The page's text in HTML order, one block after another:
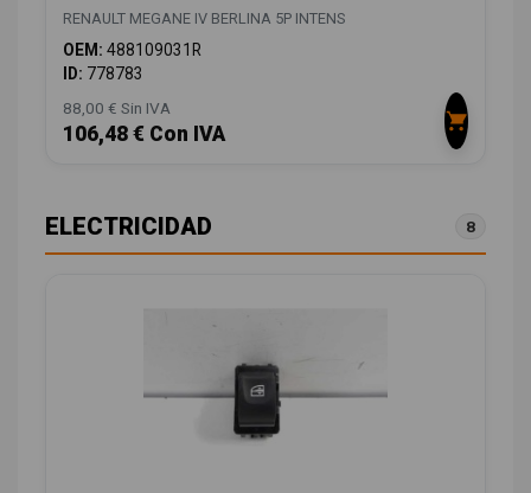
RENAULT MEGANE IV BERLINA 5P INTENS
OEM: 488109031R
ID: 778783
88,00 € Sin IVA
106,48 € Con IVA
ELECTRICIDAD 8